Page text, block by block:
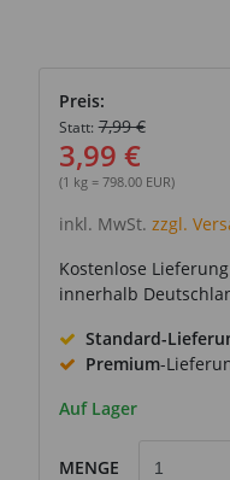
Preis:
Statt: 7,99 €
3,99 €
(1 kg = 798.00 EUR)
inkl. MwSt. zzgl.
Kostenlose
innerhalb
Standard-
Premium-
Auf Lager
MENGE